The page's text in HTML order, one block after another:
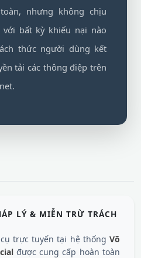
nhưng không chịu
bất kỳ khiếu nại nào
thức người dùng kết
tải các thông điệp trên
LÝ & MIỄN TRỪ TRÁCH
trực tuyến tại hệ thống Võ
được cung cấp hoàn toàn